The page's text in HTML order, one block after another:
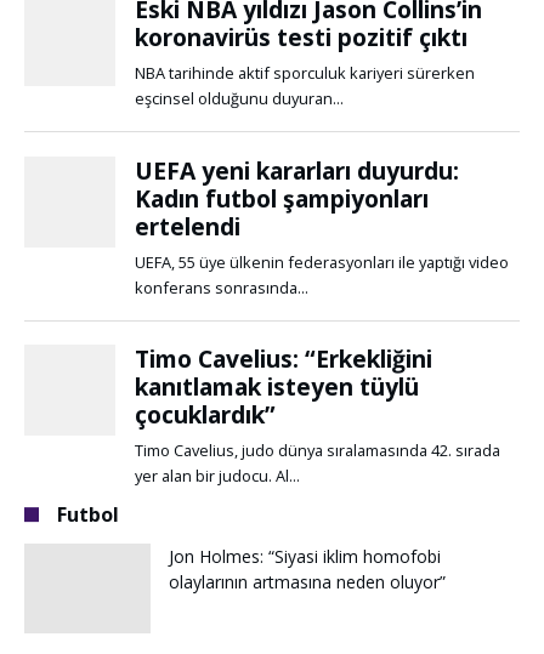
Futbol
Jon Holmes: “Siyasi iklim homofobi
olaylarının artmasına neden oluyor”